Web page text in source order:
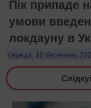
Пік припаде
умови
локдауну в
середа, 10 березень